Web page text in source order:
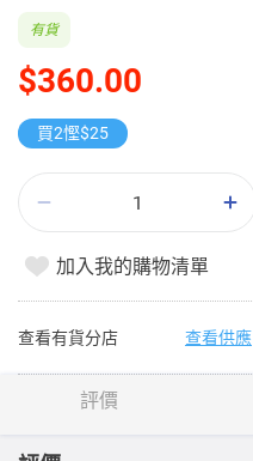
$360.00
有貨
買2慳$25
加入我的購物清單
查看有貨分店 查看供應
評價